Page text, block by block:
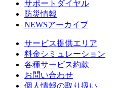
サポートダイヤル
防災情報
NEWSアーカイブ
サービス提供エリア
料金シミュレーション
各種サービス約款
お問い合わせ
個人情報の取り扱い